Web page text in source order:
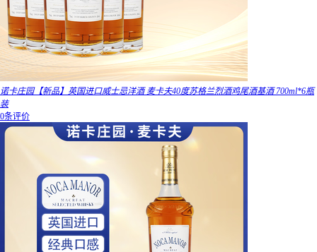
诺卡庄园【新品】英国进口威士忌洋酒 麦卡夫40度苏格兰烈酒鸡尾酒基酒 700ml*6瓶
装
0条评价